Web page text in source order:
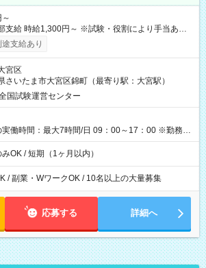
割により手当あり
より昇給あり 【即給（前払い）オプションあ
される場合、勤務から1週間ほどで給与の一部を受け
模擬試験 8:30～17:30（休憩1時間） 時給1,300円
10,400円＋交通費 ※当日の役割により時給＋100
・国家試験 7:00～13:30（休憩なし） 時給1,300
100円）×6時間＝日収8,400円＋交通費 【試用期
なし
支給あり
宮区
さいたま市大宮区錦町（最寄り駅：大宮駅）
国試験運営センター
実働時間：最大7時間/日 09：00～17：00 ※勤務時
より異なります。
OK / 短期（1ヶ月以内）
/ 副業・WワークOK / 10名以上の大量募集
応募する 詳細へ